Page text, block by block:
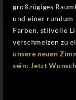
großzügiges
und einer rundum
Farben, stilvolle
verschmelzen zu
unsere neuen
sein: Jetzt